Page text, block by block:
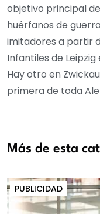
objetivo principal
huérfanos de
imitadores a partir
Infantiles de Leipzig
Hay otro en
primera de toda
Más de esta
PUBLICIDAD